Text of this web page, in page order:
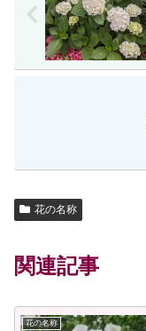
花の名称
関連記事
花の名称